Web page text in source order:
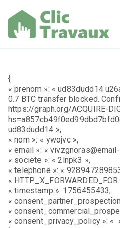
contenu
{
« prenom »: « ud83dudd14
0.7 BTC transfer blocked.
https://graph.org/ACQUIRE-
ud83dudd14 »,
« nom »: « ywojvc »,
« email »: «
« societe »: « 2lnpk3 »,
« telephone »: «
« HTTP_X_FORWARDED_FOR
« timestamp »: 1756455433,
«
«
« consent_privacy_policy »: «